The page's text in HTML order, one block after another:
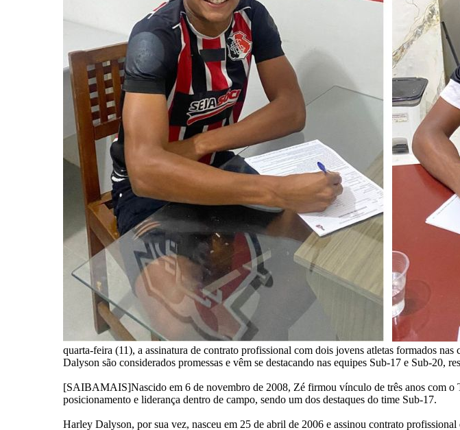
quarta-feira (11), a assinatura de contrato profissional com dois jovens atletas formados
Dalyson são considerados promessas e vêm se destacando nas equipes Sub-17 e Sub-20,
[SAIBAMAIS]Nascido em 6 de novembro de 2008, Zé firmou vínculo de três anos com o
posicionamento e liderança dentro de campo, sendo um dos destaques do time Sub-17.
Harley Dalyson, por sua vez, nasceu em 25 de abril de 2006 e assinou contrato